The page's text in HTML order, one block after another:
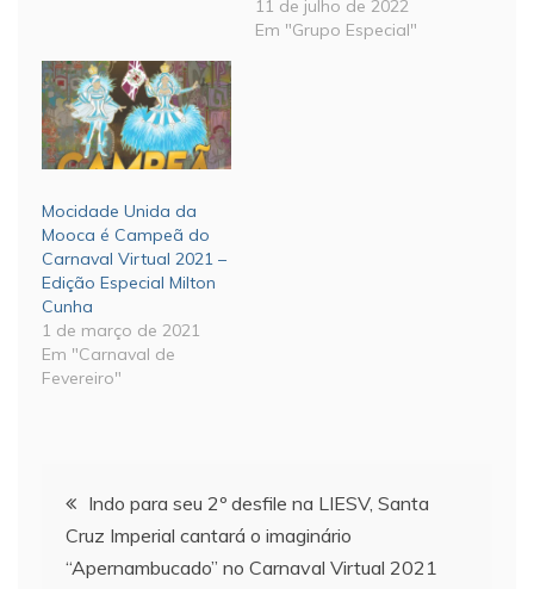
11 de julho de 2022
Em "Grupo Especial"
Mocidade Unida da
Mooca é Campeã do
Carnaval Virtual 2021 –
Edição Especial Milton
Cunha
1 de março de 2021
Em "Carnaval de
Fevereiro"
Navegação
de
Indo para seu 2º desfile na LIESV, Santa
Cruz Imperial cantará o imaginário
“Apernambucado” no Carnaval Virtual 2021